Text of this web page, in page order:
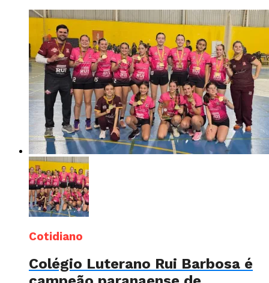
Cotidiano
Colégio Luterano Rui Barbosa é